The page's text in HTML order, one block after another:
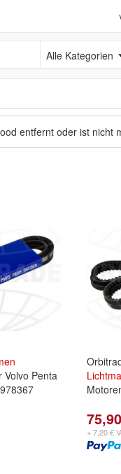
Alle Kategorien
entfernt oder ist nicht
Volvo Penta
+ 7,20 €